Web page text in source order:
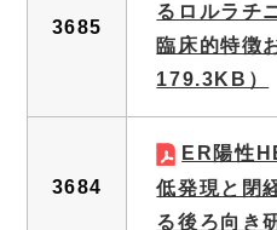
3685
るロルラチ
臨床的特徴
179.3KB）
3684
ER陽性
低発現と閉
る後ろ向き